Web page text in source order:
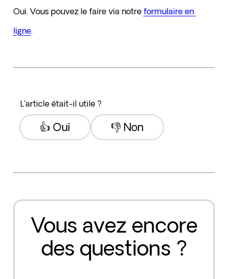
Oui. Vous pouvez le faire via notre formulaire en
ligne.
L'article était-il utile ?
👎 Non
👍 Oui
Vous avez encore
des questions ?